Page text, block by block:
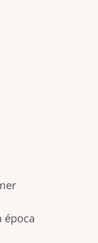
época